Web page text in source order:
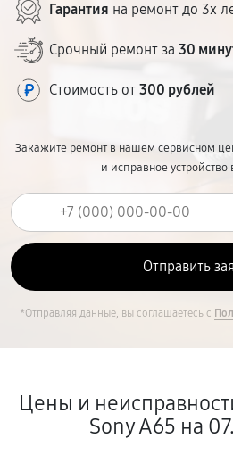
Гарантия на ремонт до 3х
Срочный ремонт за 30
Стоимость от 300 рублей
Закажите ремонт в нашем сервисном
и исправное устройство
*Отправляя данные, вы соглашаетесь с
Цены и
Sony A65 на